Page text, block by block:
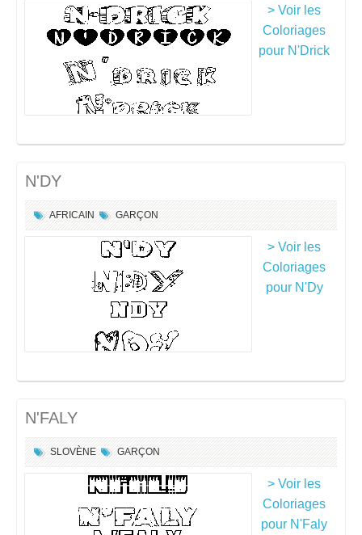
> Voir les
Coloriages
pour N'Drick
N'DY
AFRICAIN GARÇON
> Voir les
Coloriages
pour N'Dy
N'FALY
SLOVÈNE GARÇON
> Voir les
Coloriages
pour N'Faly